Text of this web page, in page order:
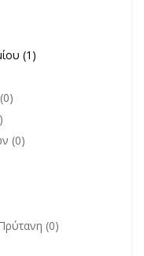
filter
(1)
(0)
(0)